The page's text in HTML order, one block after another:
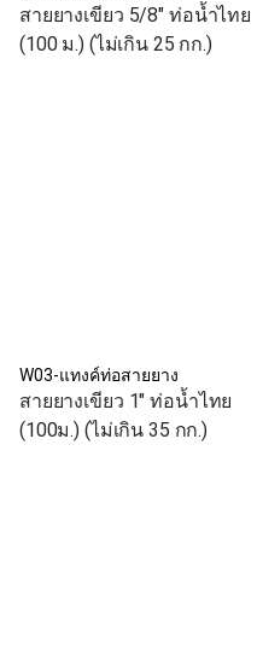
สายยางเขียว 5/8" ท่อน้ำไทย
(100 ม.) (ไม่เกิน 25 กก.)
W03-แทงค์ท่อสายยาง
สายยางเขียว 1" ท่อน้ำไทย
(100ม.) (ไม่เกิน 35 กก.)